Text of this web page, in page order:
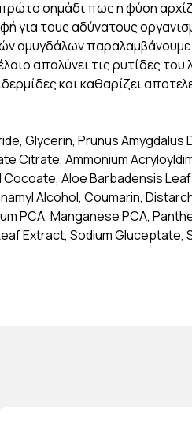
σημάδι πως η φύση
για τους αδύνατους
αμυγδάλων
απαλύνει τις ρυτίδες
και καθαρίζει
Glycerin, Prunus Amygdalus
Citrate, Ammonium
Aloe Barbadensis
Alcohol, Coumarin,
PCA, Manganese PCA,
Extract, Sodium Gluceptate,